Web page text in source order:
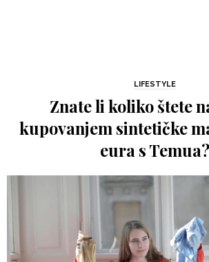
LIFESTYLE
Znate li koliko štete
kupovanjem sintetičke
eura s Temua?